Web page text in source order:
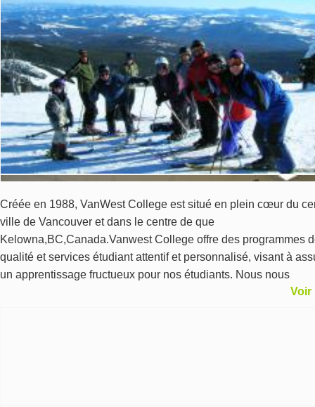
Aide
Monnaie
Langue
Créée en 1988, VanWest College est situé en plein cœur du
ville de Vancouver et dans le centre de que
Kelowna,BC,Canada.Vanwest College offre des programmes
qualité et services étudiant attentif et personnalisé, visant à
un apprentissage fructueux pour nos étudiants. Nous nous
engageons à fournir toutes les bonnes ressources pour la Voir